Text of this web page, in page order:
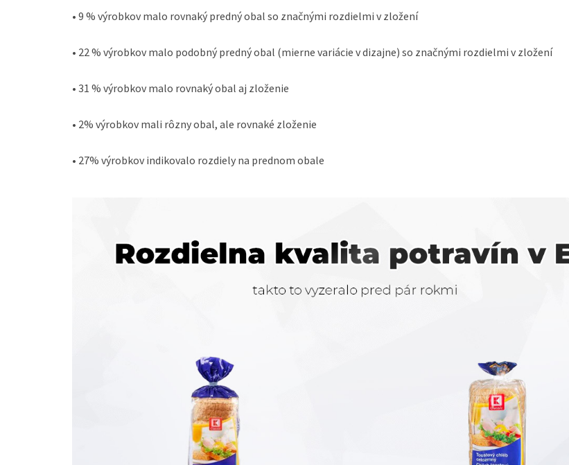
• 9 % výrobkov malo rovnaký predný obal so značnými rozdielmi v zložení
• 22 % výrobkov malo podobný predný obal (mierne variácie v dizajne) so značnými rozdielmi v zložení
• 31 % výrobkov malo rovnaký obal aj zloženie
• 2% výrobkov mali rôzny obal, ale rovnaké zloženie
• 27% výrobkov indikovalo rozdiely na prednom obale